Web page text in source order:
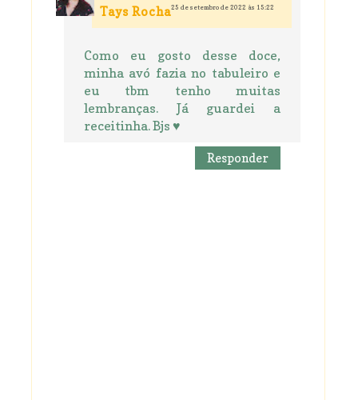
Tays Rocha25 de setembro de 2022 às 15:22
Como eu gosto desse doce,
minha avó fazia no tabuleiro e
eu tbm tenho muitas
lembranças. Já guardei a
receitinha. Bjs ♥
Responder